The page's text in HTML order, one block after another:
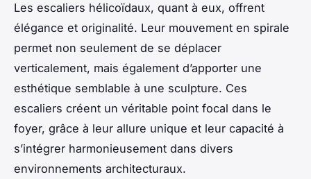
Les escaliers hélicoïdaux, quant à eux, offrent
élégance et originalité. Leur mouvement en spirale
permet non seulement de se déplacer
verticalement, mais également d’apporter une
esthétique semblable à une sculpture. Ces
escaliers créent un véritable point focal dans le
foyer, grâce à leur allure unique et leur capacité à
s’intégrer harmonieusement dans divers
environnements architecturaux.